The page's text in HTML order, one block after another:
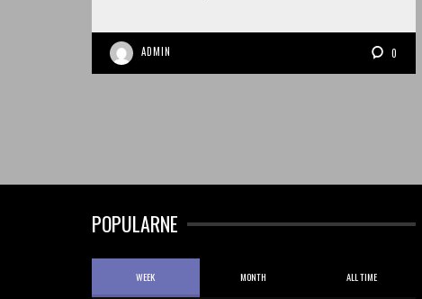
ADMIN 0
POPULARNE
WEEK MONTH ALL TIME